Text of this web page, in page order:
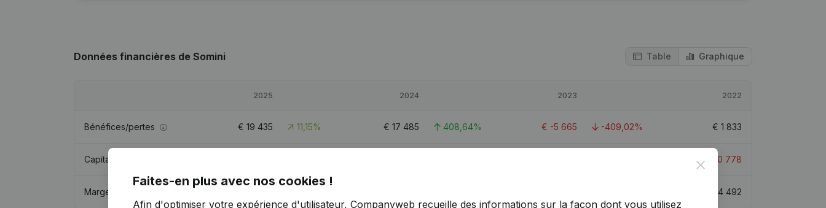
Données financières de Somini Table Graphique
2025 2024 2023 2022
Bénéfices/pertes € 19 435 11,15% € 17 485 408,64% € -5 665 -409,02% € 1 833
Capitaux propres € -60 778
Marge brute 14 492
Close
Faites-en plus avec nos cookies !
Afin d'optimiser votre expérience d'utilisateur, Companyweb recueille des informations sur la façon dont vous utilisez